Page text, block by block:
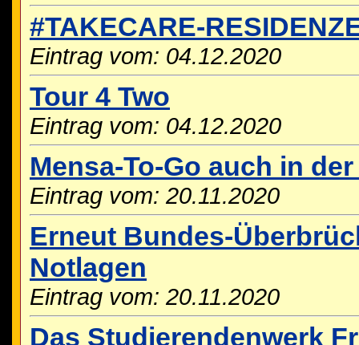
#TAKECARE-
Eintrag vom: 04.12.2020
Tour 4 Two
Eintrag vom: 04.12.2020
Mensa-To-Go auch in
Eintrag vom: 20.11.2020
Erneut Bundes-
Notlagen
Eintrag vom: 20.11.2020
Das Studierendenwerk